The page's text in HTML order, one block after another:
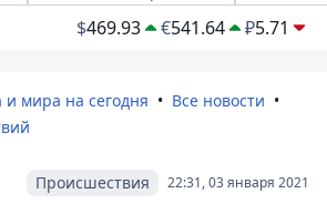
$469.93 €541.64 ₽5.71
и мира на сегодня
Все новости
22:31, 03 января 2021
Происшествия